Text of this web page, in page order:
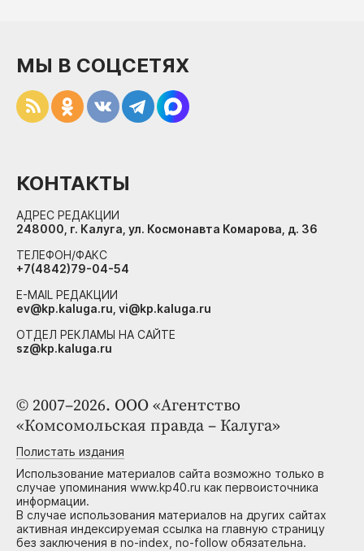
© 2007–2026. ООО «Агентство
«Комсомольская правда – Калуга»
Полистать издания
Использование материалов сайта возможно только в
случае упоминания www.kp40.ru как первоисточника
информации.
В случае использования материалов на других сайтах
активная индексируемая ссылка на главную страницу
без заключения в no-index, no-follow обязательна.
МЫ В СОЦСЕТЯХ
КОНТАКТЫ
АДРЕС РЕДАКЦИИ
248000, г. Калуга, ул. Космонавта Комарова, д. 36
ТЕЛЕФОН/ФАКС
+7(4842)79-04-54
E-MAIL РЕДАКЦИИ
ev@kp.kaluga.ru, vi@kp.kaluga.ru
ОТДЕЛ РЕКЛАМЫ НА САЙТЕ
sz@kp.kaluga.ru